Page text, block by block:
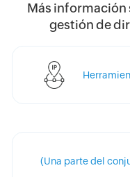
Más información
gestión de
(Una parte del